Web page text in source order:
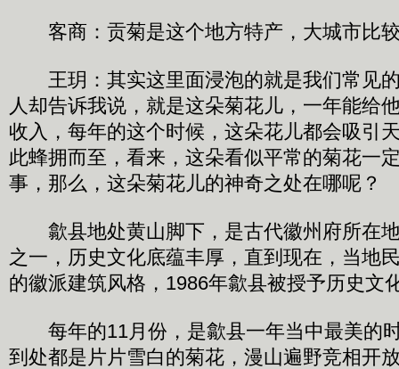
客商：贡菊是这个地方特产，大城市比
王玥：其实这里面浸泡的就是我们常见
人却告诉我说，就是这朵菊花儿，一年能给
收入，每年的这个时候，这朵花儿都会吸引
此蜂拥而至，看来，这朵看似平常的菊花一
事，那么，这朵菊花儿的神奇之处在哪呢？
歙县地处黄山脚下，是古代徽州府所在
之一，历史文化底蕴丰厚，直到现在，当地
的徽派建筑风格，1986年歙县被授予历史文
每年的11月份，是歙县一年当中最美的
到处都是片片雪白的菊花，漫山遍野竞相开